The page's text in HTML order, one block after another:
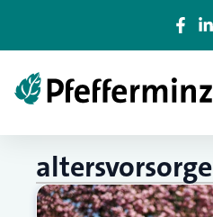
altersvorsorge